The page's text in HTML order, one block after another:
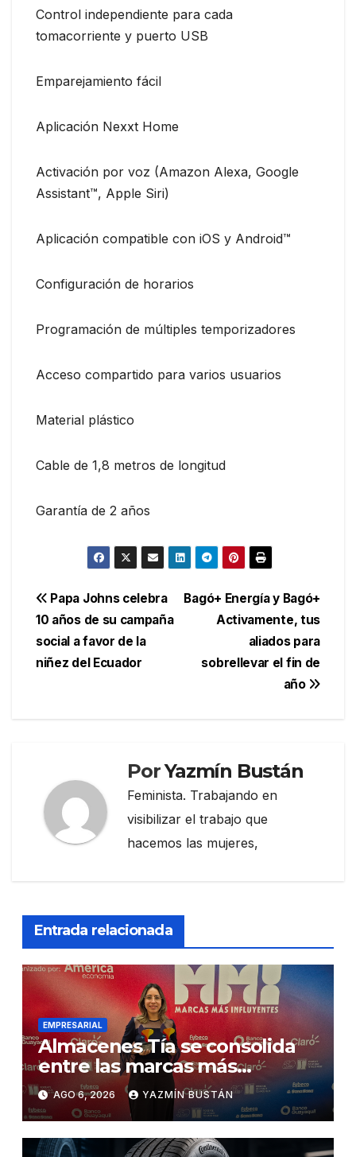
Control independiente para cada
tomacorriente y puerto USB
Emparejamiento fácil
Aplicación Nexxt Home
Activación por voz (Amazon Alexa, Google
Assistant™, Apple Siri)
Aplicación compatible con iOS y Android™
Configuración de horarios
Programación de múltiples temporizadores
Acceso compartido para varios usuarios
Material plástico
Cable de 1,8 metros de longitud
Garantía de 2 años
Navegación
de
entradas
Bagó+ Energía y Bagó+
Activamente, tus
aliados para
sobrellevar el fin de
año
Papa Johns celebra
10 años de su campaña
social a favor de la
niñez del Ecuador
PorYazmín Bustán
Feminista. Trabajando en
visibilizar el trabajo que
hacemos las mujeres,
Entrada relacionada
EMPRESARIAL
Almacenes Tía se consolida
entre las marcas más
influyentes del Ecuador
AGO 6, 2026 YAZMÍN BUSTÁN